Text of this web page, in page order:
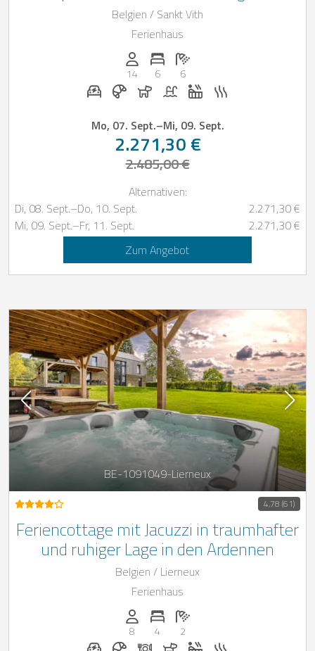
Ardennen
Belgien / Sankt Vith
Ferienhaus
Anzahl der Personen: 14
14
Anzahl der Schlafzimmer: 6
6
Anzahl der Badezimmer: 6
6
E-Auto Ladestation auf Anfrage
Frühstück bei Casapilot buchbar
Hunde erlaubt
Pool Whirlpool
Mo, 07. Sept.–Mi, 09. Sept.
2.271,30 €
2.485,00 €
Alternativen:
Di, 08. Sept.–Do, 10. Sept.
2.271,30 €
Mi, 09. Sept.–Fr, 11. Sept.
2.271,30 €
Zum Angebot
BE-1091049-Lierneux
4,78 (61)
Feriencottage mit Jacuzzi in traumhafter
und ruhiger Lage in den Ardennen
Belgien / Lierneux
Ferienhaus
Anzahl der Personen: 8
8
Anzahl der Schlafzimmer: 4
4
Anzahl der Badezimmer: 2
2
E-Auto Ladestation auf Anfrage
Frühstück bei Casapilot buchbar
Abendessen auf Anfrage
Hunde erlaubt
Whirlpool